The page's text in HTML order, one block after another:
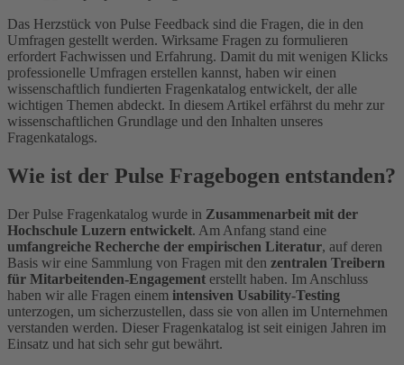
Das Herzstück von Pulse Feedback sind die Fragen, die in den
Umfragen gestellt werden. Wirksame Fragen zu formulieren
erfordert Fachwissen und Erfahrung. Damit du mit wenigen Klicks
professionelle Umfragen erstellen kannst, haben wir einen
wissenschaftlich fundierten Fragenkatalog entwickelt, der alle
wichtigen Themen abdeckt. In diesem Artikel erfährst du mehr zur
wissenschaftlichen Grundlage und den Inhalten unseres
Fragenkatalogs.
Wie ist der Pulse Fragebogen entstanden?
Der Pulse Fragenkatalog wurde in Zusammenarbeit mit der
Hochschule Luzern entwickelt. Am Anfang stand eine
umfangreiche Recherche der empirischen Literatur, auf deren
Basis wir eine Sammlung von Fragen mit den zentralen Treibern
für Mitarbeitenden-Engagement erstellt haben. Im Anschluss
haben wir alle Fragen einem intensiven Usability-Testing
unterzogen, um sicherzustellen, dass sie von allen im Unternehmen
verstanden werden. Dieser Fragenkatalog ist seit einigen Jahren im
Einsatz und hat sich sehr gut bewährt.